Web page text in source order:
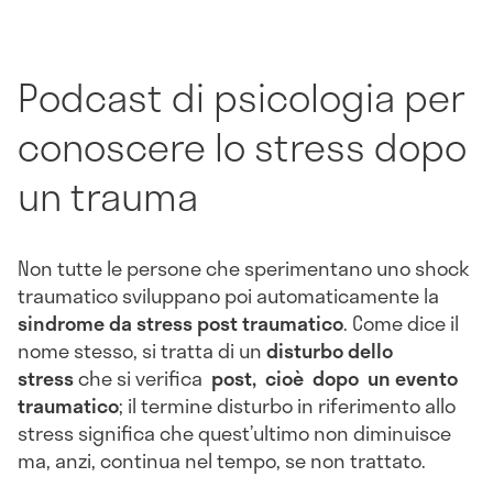
Podcast di psicologia per
conoscere lo stress dopo
un trauma
Non tutte le persone che sperimentano uno shock
traumatico sviluppano poi automaticamente la
sindrome da stress post traumatico. Come dice il
nome stesso, si tratta di undisturbo dello
stressche si verifica post, cioè dopo un evento
traumatico; il termine disturbo in riferimento allo
stress significa che quest’ultimo non diminuisce
ma, anzi, continua nel tempo, se non trattato.